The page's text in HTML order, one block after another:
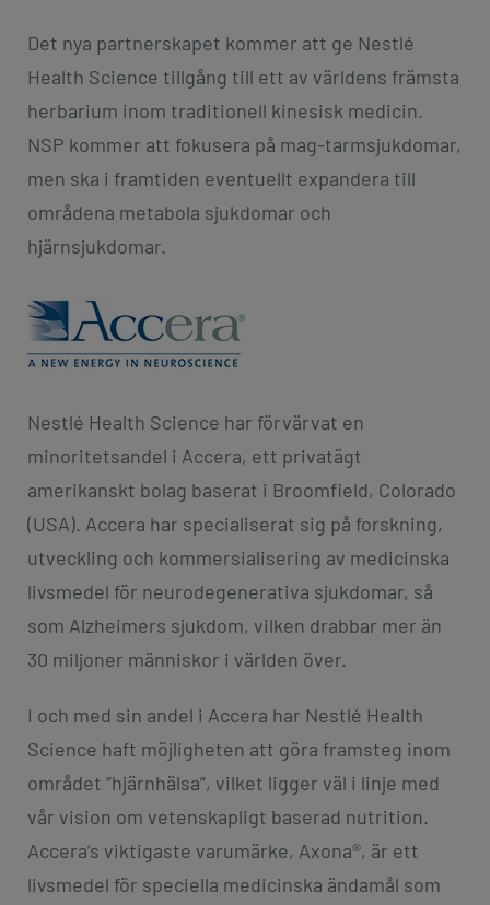
Det nya partnerskapet kommer att ge Nestlé
Health Science tillgång till ett av världens främsta
herbarium inom traditionell kinesisk medicin.
NSP kommer att fokusera på mag-tarmsjukdomar,
men ska i framtiden eventuellt expandera till
områdena metabola sjukdomar och
hjärnsjukdomar.
Nestlé Health Science har förvärvat en
minoritetsandel i Accera, ett privatägt
amerikanskt bolag baserat i Broomfield, Colorado
(USA). Accera har specialiserat sig på forskning,
utveckling och kommersialisering av medicinska
livsmedel för neurodegenerativa sjukdomar, så
som Alzheimers sjukdom, vilken drabbar mer än
30 miljoner människor i världen över.
I och med sin andel i Accera har Nestlé Health
Science haft möjligheten att göra framsteg inom
området ”hjärnhälsa”, vilket ligger väl i linje med
vår vision om vetenskapligt baserad nutrition.
Accera’s viktigaste varumärke, Axona®, är ett
livsmedel för speciella medicinska ändamål som